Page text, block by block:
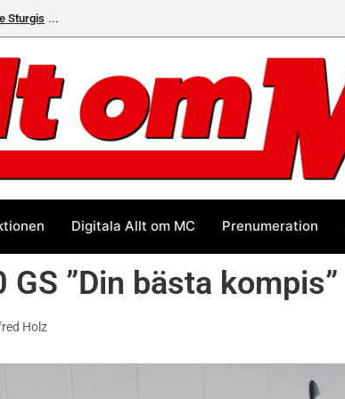
Sturgis
Digitala Allt om MC Prenumeration
GS ”Din bästa kompis”
Holz